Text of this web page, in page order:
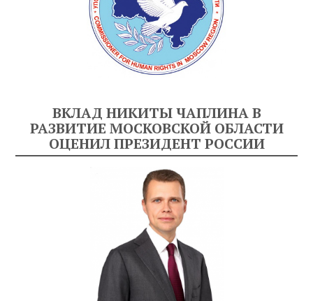
ВКЛАД НИКИТЫ ЧАПЛИНА В
РАЗВИТИЕ МОСКОВСКОЙ ОБЛАСТИ
ОЦЕНИЛ ПРЕЗИДЕНТ РОССИИ